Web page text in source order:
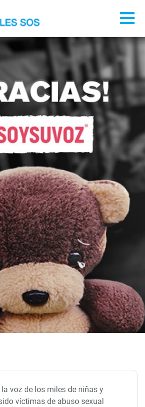
voz de los miles de niñas y
víctimas de abuso sexual